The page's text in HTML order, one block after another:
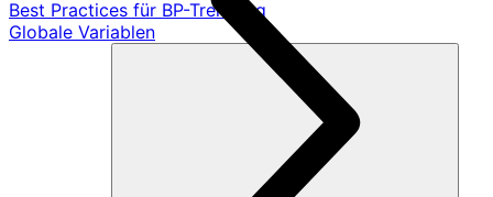
Best Practices für BP-Trennung
Globale Variablen